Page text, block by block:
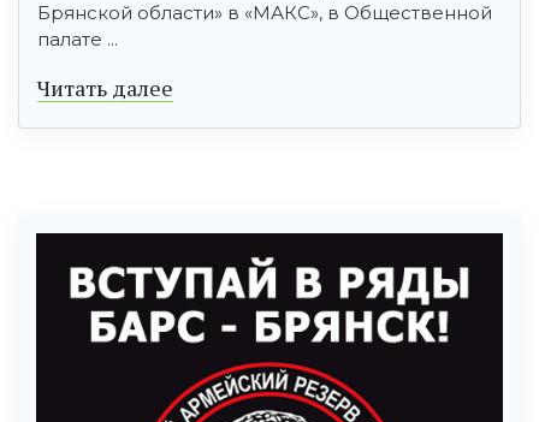
Брянской области» в «МАКС», в Общественной
палате ...
Читать далее